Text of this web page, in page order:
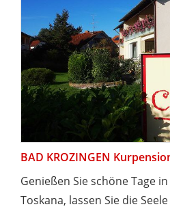
BAD KROZINGEN
Genießen Sie schöne Tage
Toskana, lassen Sie die